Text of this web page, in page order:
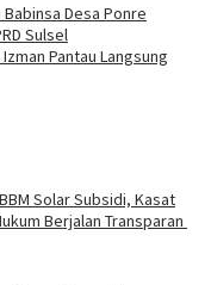
Desa Ponre
Sulsel
Pantau Langsung
Solar Subsidi, Kasat
Berjalan Transparan